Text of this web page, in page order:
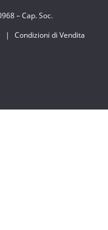
– Cap. Soc.
|
Condizioni di Vendita